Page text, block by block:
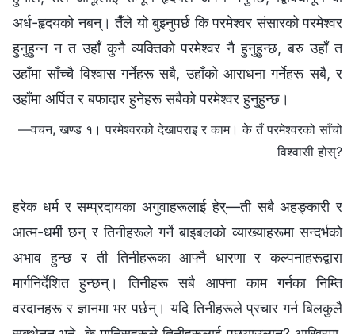
अर्ध-हृदयको नबन्। तैँले यो बुझ्नुपर्छ कि परमेश्‍वर संसारको परमेश्वर
हुनुहुन्न न त उहाँ कुनै व्यक्तिको परमेश्वर नै हुनुहुन्छ, बरु उहाँ त
उहाँमा साँच्चै विश्‍वास गर्नेहरू सबै, उहाँको आराधना गर्नेहरू सबै, र
उहाँमा अर्पित र बफादार हुनेहरू सबैको परमेश्वर हुनुहुन्छ।
—वचन, खण्ड १। परमेश्‍वरको देखापराइ र काम। के तँ परमेश्‍वरको साँचो
विश्‍वासी होस्?
हरेक धर्म र सम्प्रदायका अगुवाहरूलाई हेर्—ती सबै अहङ्कारी र
आत्म-धर्मी छन् र तिनीहरूले गर्ने बाइबलको व्याख्याहरूमा सन्दर्भको
अभाव हुन्छ र ती तिनीहरूका आफ्नै धारणा र कल्पनाहरूद्वारा
मार्गनिर्देशित हुन्छन्। तिनीहरू सबै आफ्ना काम गर्नका निम्ति
वरदानहरू र ज्ञानमा भर पर्छन्। यदि तिनीहरूले प्रचार गर्न बिलकुलै